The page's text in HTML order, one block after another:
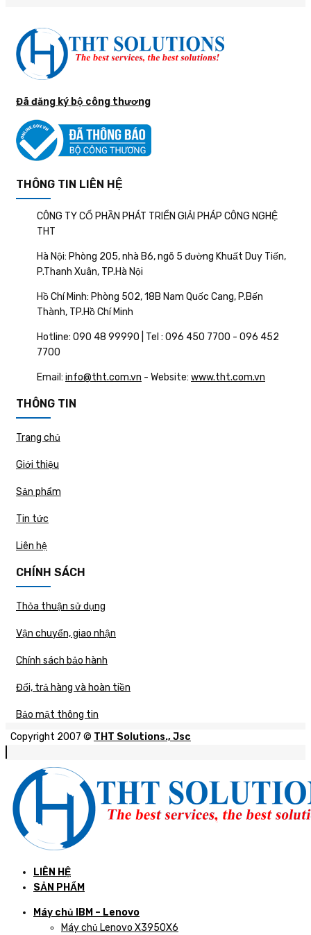
Đã đăng ký bộ công thương
THÔNG TIN LIÊN HỆ
CÔNG TY CỔ PHẦN PHÁT TRIỂN GIẢI PHÁP CÔNG NGHỆ
THT
Hà Nội: Phòng 205, nhà B6, ngõ 5 đường Khuất Duy Tiến,
P.Thanh Xuân, TP.Hà Nội
Hồ Chí Minh: Phòng 502, 18B Nam Quốc Cang, P.Bến
Thành, TP.Hồ Chí Minh
Hotline: 090 48 99990 | Tel : 096 450 7700 - 096 452
7700
Email: info@tht.com.vn - Website: www.tht.com.vn
THÔNG TIN
Trang chủ
Giới thiệu
Sản phẩm
Tin tức
Liên hệ
CHÍNH SÁCH
Thỏa thuận sử dụng
Vận chuyển, giao nhận
Chính sách bảo hành
Đổi, trả hàng và hoàn tiền
Bảo mật thông tin
Copyright 2007 © THT Solutions., Jsc
LIÊN HỆ
SẢN PHẨM
Máy chủ IBM – Lenovo
Máy chủ Lenovo X3950X6